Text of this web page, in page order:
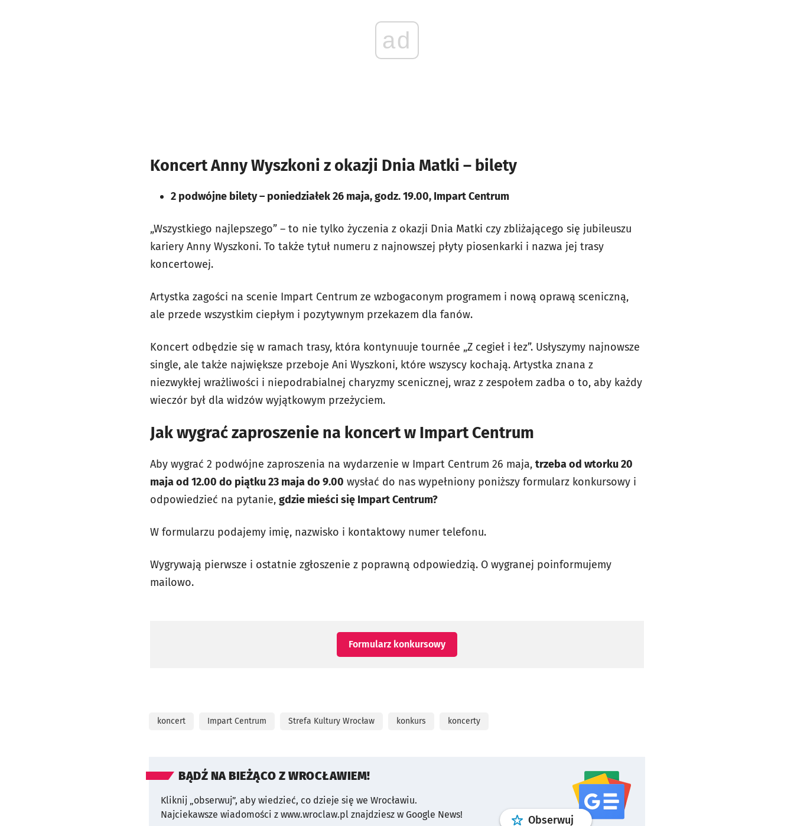
ad
Koncert Anny Wyszkoni z okazji Dnia Matki – bilety
2 podwójne bilety – poniedziałek 26 maja, godz. 19.00, Impart Centrum
„Wszystkiego najlepszego” – to nie tylko życzenia z okazji Dnia Matki czy zbliżającego się jubileuszu
kariery Anny Wyszkoni. To także tytuł numeru z najnowszej płyty piosenkarki i nazwa jej trasy
koncertowej.
Artystka zagości na scenie Impart Centrum ze wzbogaconym programem i nową oprawą sceniczną,
ale przede wszystkim ciepłym i pozytywnym przekazem dla fanów.
Koncert odbędzie się w ramach trasy, która kontynuuje tournée „Z cegieł i łez”. Usłyszymy najnowsze
single, ale także największe przeboje Ani Wyszkoni, które wszyscy kochają. Artystka znana z
niezwykłej wrażliwości i niepodrabialnej charyzmy scenicznej, wraz z zespołem zadba o to, aby każdy
wieczór był dla widzów wyjątkowym przeżyciem.
Jak wygrać zaproszenie na koncert w Impart Centrum
Aby wygrać 2 podwójne zaproszenia na wydarzenie w Impart Centrum 26 maja, trzeba od wtorku 20
maja od 12.00 do piątku 23 maja do 9.00 wysłać do nas wypełniony poniższy formularz konkursowy i
odpowiedzieć na pytanie, gdzie mieści się Impart Centrum?
W formularzu podajemy imię, nazwisko i kontaktowy numer telefonu.
Wygrywają pierwsze i ostatnie zgłoszenie z poprawną odpowiedzią. O wygranej poinformujemy
mailowo.
Formularz konkursowyotworzy się w nowej karcie
koncert Impart Centrum Strefa Kultury Wrocław konkurs koncerty
BĄDŹ NA BIEŻĄCO Z WROCŁAWIEM!
Kliknij „obserwuj”, aby wiedzieć, co dzieje się we Wrocławiu.
Najciekawsze wiadomości z www.wroclaw.pl znajdziesz w Google News!
Obserwuj profilgoogle news